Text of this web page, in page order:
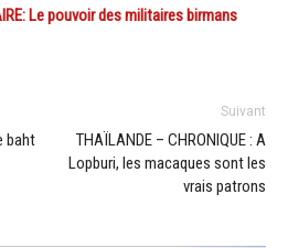
Le pouvoir des militaires birmans
baht
Suivant
THAÏLANDE – CHRONIQUE : A
Lopburi, les macaques sont les
vrais patrons